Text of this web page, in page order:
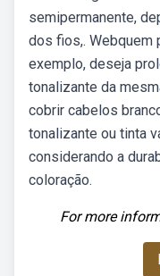
semipermanente,
dos fios,.
exemplo, deseja
tonalizante da
cobrir cabelos
tonalizante ou tinta
considerando a
coloração.
For more